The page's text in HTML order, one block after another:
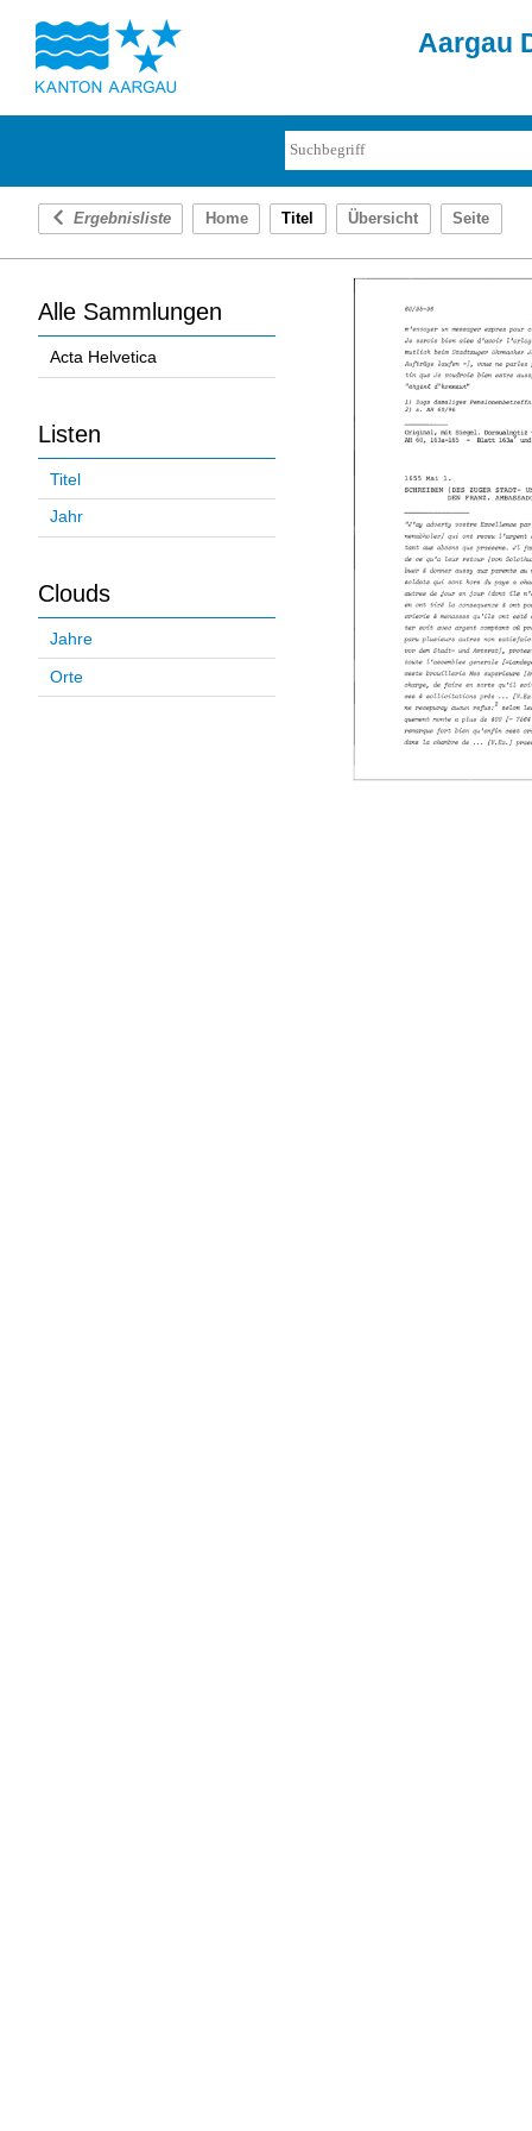
Aargau
Ergebnisliste Home Titel Übersicht Seite
Alle Sammlungen
Acta Helvetica
Listen
Titel
Jahr
Clouds
Jahre
Orte